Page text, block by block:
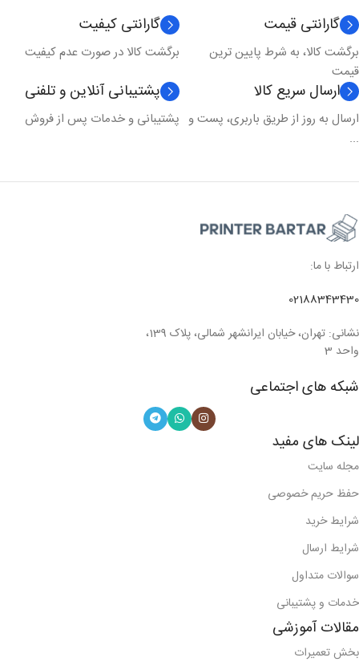
نوع کارکرد
تکنولوژی چاپ لیزری
مدل چاپ
گارانتی قیمت
برگشت کالا، به شرط پایین ترین
قیمت
گارانتی کیفیت
برگشت کالا در صورت عدم کیفیت
ارسال سریع کالا
ارسال به روز از طریق باربری، پست و
...
پشتیبانی آنلاین و تلفنی
پشتیبانی و خدمات پس از فروش
ارتباط با ما:
02188343430
نشانی: تهران، خیابان ایرانشهر شمالی، پلاک 139،
واحد 3
شبکه های اجتماعی
لینک های مفید
مجله سایت
حفظ حریم خصوصی
شرایط خرید
شرایط ارسال
سوالات متداول
خدمات و پشتیبانی
مقالات آموزشی
بخش تعمیرات